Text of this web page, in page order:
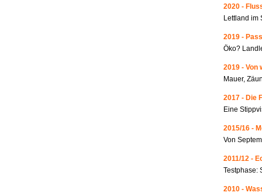
2020 -
Lettland im
2019 -
Öko?
2019 - Von
Mauer,
2017 - Die
Eine
2015/16 -
Von
2011/12 -
Testphase:
2010 -